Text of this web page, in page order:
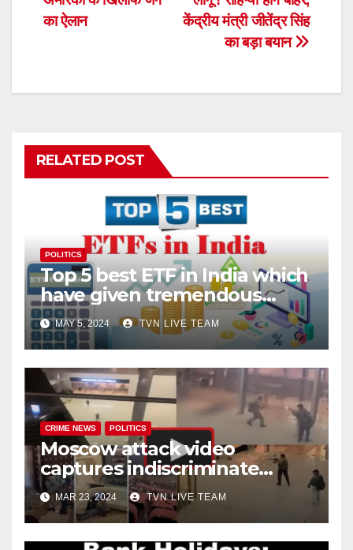
केंद्रीय मंत्री जीतेंद्र सिंह
का बड़ा बयान
का ऐलान
RELATED POST
POLITICS
Top 5 best ETF in India which
have given tremendous
returns
MAY 5, 2024 TVN LIVE TEAM
CRIME NEWS POLITICS
Moscow attack video
captures indiscriminate
firing, and chaos all around!
MAR 23, 2024 TVN LIVE TEAM